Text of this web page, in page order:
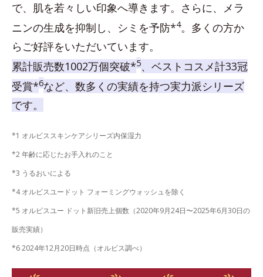
で、肌を若々しい印象へ導きます。さらに、メラ
ニンの生成を抑制し、シミを予防*4。多くの方か
らご好評をいただいています。
累計販売数1002万個突破*5、ベストコスメ計33冠
受賞*6など、数多くの実績を持つ実力派シリーズ
です。
*1 オルビススキンケアシリーズ内保湿力
*2 年齢に応じたお手入れのこと
*3 うるおいによる
*4 オルビスユードット フォーミングウォッシュを除く
*5 オルビスユー ドット新旧売上個数（2020年9月24日〜2025年6月30日の
販売実績）
*6 2024年12月20日時点（オルビス調べ）